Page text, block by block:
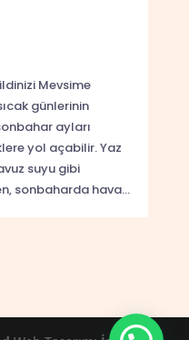
Mevsime
günlerinin
ayları
yol açabilir. Yaz
suyu gibi
sonbaharda hava...